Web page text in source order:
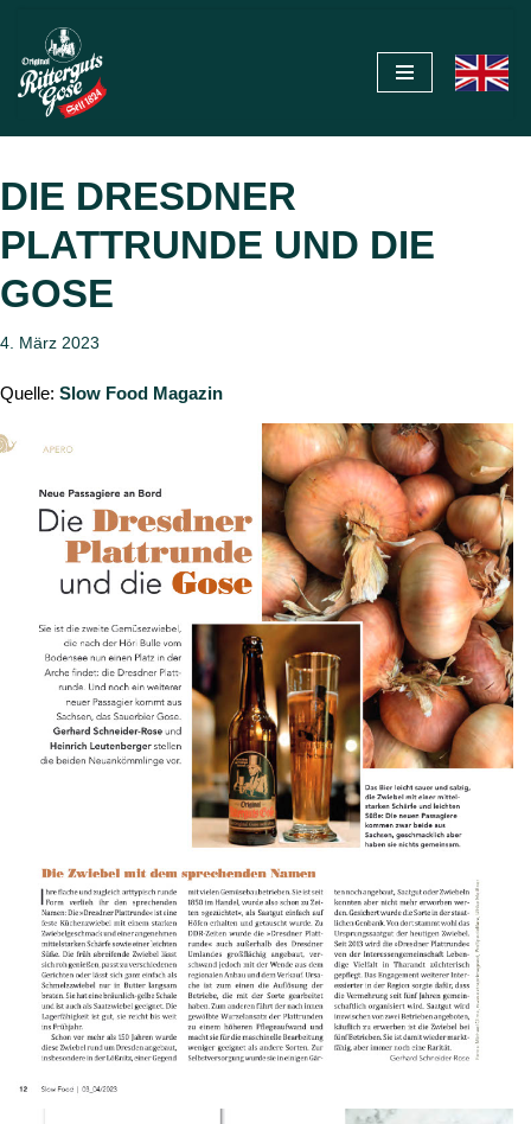
Zum
Inhalt
springen
DIE DRESDNER
PLATTRUNDE UND DIE
GOSE
4. März 2023
Quelle: Slow Food Magazin